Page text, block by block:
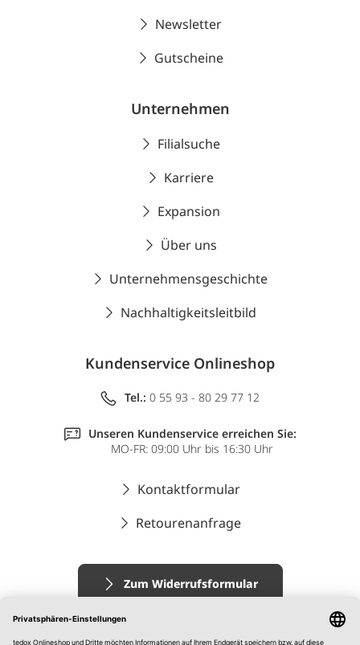
Newsletter
Gutscheine
Unternehmen
Filialsuche
Karriere
Expansion
Über uns
Unternehmensgeschichte
Nachhaltigkeitsleitbild
Kundenservice Onlineshop
Tel.: 0 55 93 - 80 29 77 12
Unseren Kundenservice erreichen Sie:
MO-FR: 09:00 Uhr bis 16:30 Uhr
Kontaktformular
Retourenanfrage
Zum Widerrufsformular